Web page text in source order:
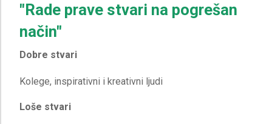
"Rade prave stvari na pogrešan
način"
Dobre stvari
Loše stvari